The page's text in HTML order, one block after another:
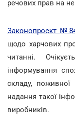
речових прав на
Законопроект
щодо харчових
читанні.
інформування
складу, поживної
надання такої
виробників.